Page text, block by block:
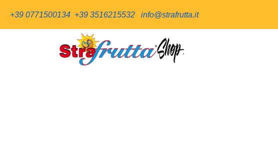
+39 0771500134 +39 3516215532 info@strafrutta.it